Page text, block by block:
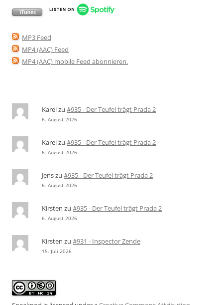
MP3 Feed
MP4 (AAC) Feed
MP4 (AAC) mobile Feed abonnieren.
Karelzu #935 - Der Teufel trägt Prada 2
6. August 2026
Karelzu #935 - Der Teufel trägt Prada 2
6. August 2026
Jenszu #935 - Der Teufel trägt Prada 2
6. August 2026
Kirsten zu #935 - Der Teufel trägt Prada 2
6. August 2026
Kirsten zu #931 - Inspector Zende
15. Juli 2026